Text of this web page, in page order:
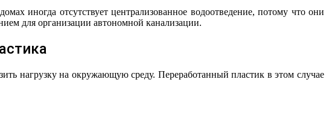
иногда отсутствует централизованное водоотведение, потому что они
для организации автономной канализации.
нагрузку на окружающую среду. Переработанный пластик в этом случае